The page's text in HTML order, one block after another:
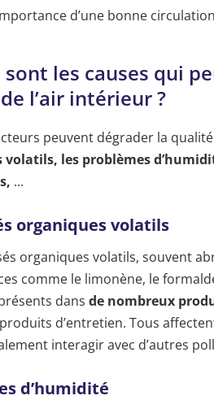
d’une bonne
sont les causes qui
l’air intérieur ?
peuvent dégrader la qualité
volatils, les problèmes
...
organiques volatils
organiques volatils, souvent
comme le limonène, le
dans de nombreux
d’entretien. Tous
interagir avec d’autres
d’humidité